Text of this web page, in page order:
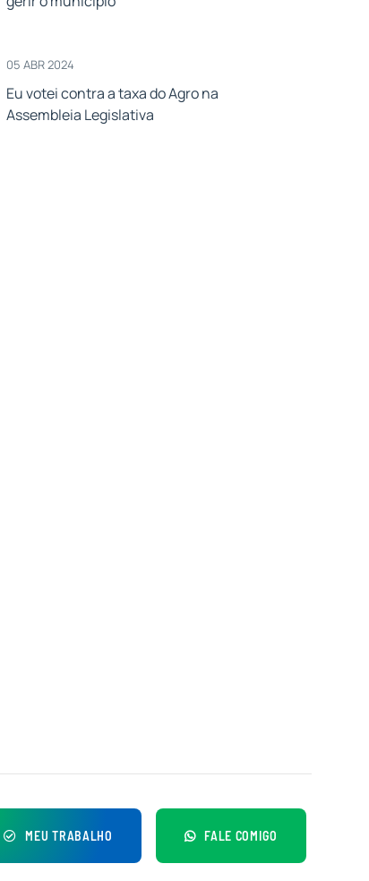
05 ABR 2024
Eu votei contra a taxa do Agro na
Assembleia Legislativa
MEU TRABALHO FALE COMIGO